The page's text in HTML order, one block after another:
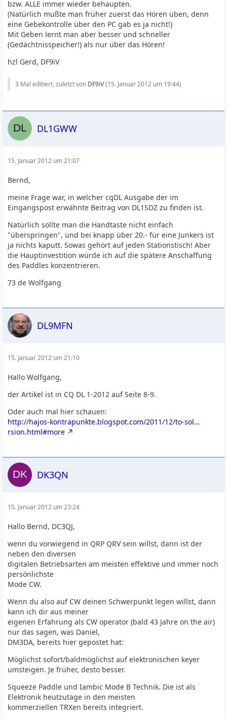
bzw. ALLE immer wieder behaupten.
(Natürlich mußte man früher zuerst das Hören üben, denn
eine Gebekontrolle über den PC gab es ja nicht!)
Mit Geben lernt man aber besser und schneller
(Gedächtnisspeicher!) als nur über das Hören!
hzl Gerd, DF9iV
3 Mal editiert, zuletzt von DF9iV(15. Januar 2012 um 19:44)
DL1GWW
15. Januar 2012 um 21:07
Bernd,
meine Frage war, in welcher cqDL Ausgabe der im
Eingangspost erwähnte Beitrag von DL1SDZ zu finden ist.
Natürlich sollte man die Handtaste nicht einfach
"überspringen", und bei knapp über 20.- für eine Junkers ist
ja nichts kaputt. Sowas gehört auf jeden Stationstisch! Aber
die Hauptinvestition würde ich auf die spätere Anschaffung
des Paddles konzentrieren.
73 de Wolfgang
DL9MFN
15. Januar 2012 um 21:10
Hallo Wolfgang,
der Artikel ist in CQ DL 1-2012 auf Seite 8-9.
Oder auch mal hier schauen:
http://hajos-kontrapunkte.blogspot.com/2011/12/to-sol…
rsion.html#more
DK3QN
15. Januar 2012 um 23:24
Hallo Bernd, DC3QJ,
wenn du vorwiegend in QRP QRV sein willst, dann ist der
neben den diversen
digitalen Betriebsarten am meisten effektive und immer noch
persönlichste
Mode CW.
Wenn du also auf CW deinen Schwerpunkt legen willst, dann
kann ich dir aus meiner
eigenen Erfahrung als CW operator (bald 43 Jahre on the air)
nur das sagen, was Daniel,
DM3DA, bereits hier gepostet hat:
Möglichst sofort/baldmöglichst auf elektronischen keyer
umsteigen. Je früher, desto besser.
Squeeze Paddle und Iambic Mode B Technik. Die ist als
Elektronik heutzutage in den meisten
kommerziellen TRXen bereits integriert.